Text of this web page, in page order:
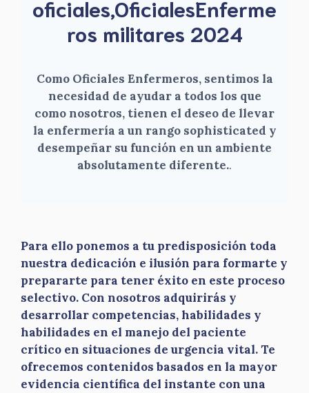
oficiales,OficialesEnferme
ros militares 2024
Como Oficiales Enfermeros, sentimos la
necesidad de ayudar a todos los que
como nosotros, tienen el deseo de llevar
la enfermería a un rango sophisticated y
desempeñar su función en un ambiente
absolutamente diferente..
Para ello ponemos a tu predisposición toda
nuestra dedicación e ilusión para formarte y
prepararte para tener éxito en este proceso
selectivo. Con nosotros adquirirás y
desarrollar competencias, habilidades y
habilidades en el manejo del paciente
crítico en situaciones de urgencia vital. Te
ofrecemos contenidos basados en la mayor
evidencia científica del instante con una